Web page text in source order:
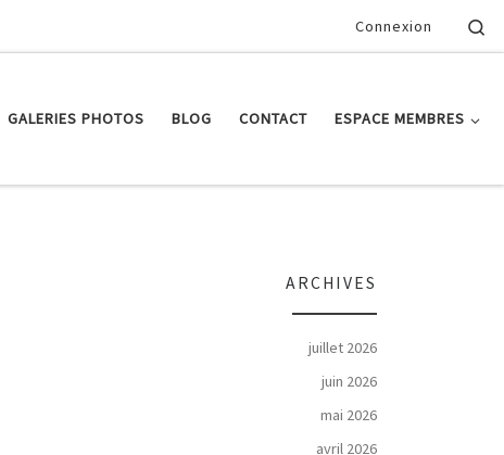
Connexion
GALERIES PHOTOS BLOG CONTACT ESPACE MEMBRES
ARCHIVES
juillet 2026
juin 2026
mai 2026
avril 2026